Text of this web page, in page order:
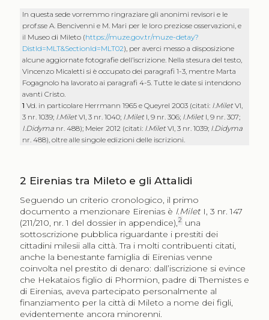
In questa sede vorremmo ringraziare gli anonimi revisori e le
prof.sse A. Bencivenni e M. Mari per le loro preziose osservazioni, e
il Museo di Mileto (https://muze.gov.tr/muze-detay?
DistId=MLT&SectionId=MLT02), per averci messo a disposizione
alcune aggiornate fotografie dell’iscrizione. Nella stesura del testo,
Vincenzo Micaletti si è occupato dei paragrafi 1-3, mentre Marta
Fogagnolo ha lavorato ai paragrafi 4-5. Tutte le date si intendono
avanti Cristo.
1Vd. in particolare Herrmann 1965 e Queyrel 2003 (citati: I.MiletVI,
3 nr. 1039; I.MiletVI, 3 nr. 1040; I.MiletI, 9 nr. 306; I.MiletI, 9 nr. 307;
I.Didyma nr. 488); Meier 2012 (citati: I.MiletVI, 3 nr. 1039; I.Didyma
nr. 488), oltre alle singole edizioni delle iscrizioni.
2 Eirenias tra Mileto e gli Attalidi
Seguendo un criterio cronologico, il primo
documento a menzionare Eirenias è I.MiletI, 3 nr. 147
(211/210, nr. 1 del dossier in appendice),2 una
sottoscrizione pubblica riguardante i prestiti dei
cittadini milesii alla città. Tra i molti contribuenti citati,
anche la benestante famiglia di Eirenias venne
coinvolta nel prestito di denaro: dall’iscrizione si evince
che Hekataios figlio di Phormion, padre di Themistes e
di Eirenias, aveva partecipato personalmente al
finanziamento per la città di Mileto a nome dei figli,
evidentemente ancora minorenni.